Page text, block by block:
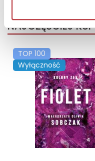
NAJCZĘŚCIEJ
TOP 100
Wyłączność